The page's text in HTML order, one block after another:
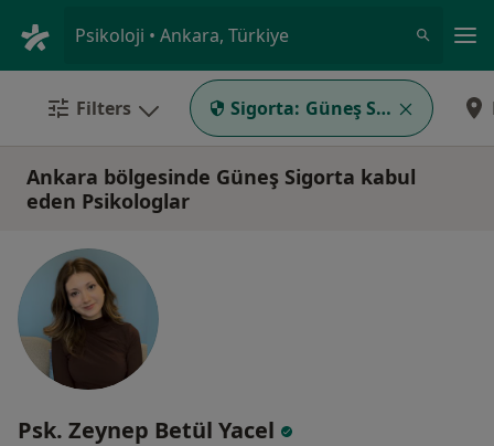
Psikoloji • Ankara, Türkiye
Filters Sigorta: Güneş Sigorta
Ankara bölgesinde Güneş Sigorta kabul
eden Psikologlar
Psk. Zeynep Betül Yacel